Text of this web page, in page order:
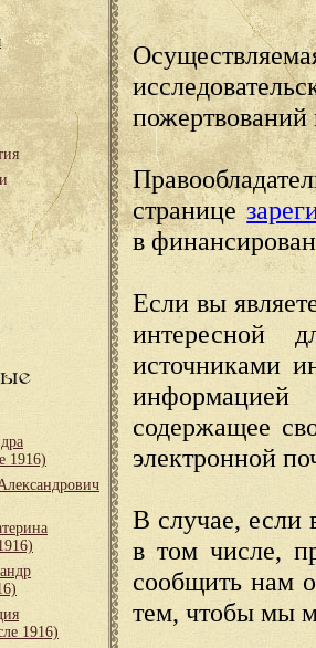
1916)
1916)
пожертвований
странице
в
Если вы
интересной
источниками
содержащее
электронной
В случае, если
в том числе,
сообщить нам
тем, чтобы мы